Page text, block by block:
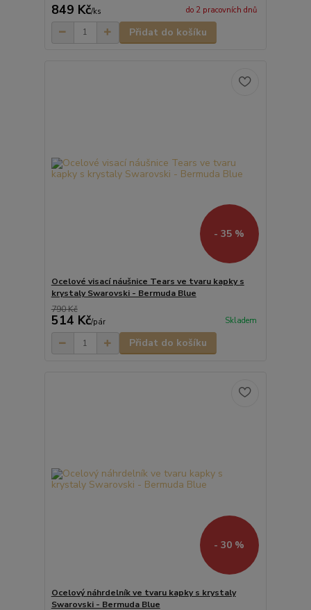
849 Kč/ks do 2 pracovních dnů
Přidat do košíku
- 35 %
Ocelové visací náušnice Tears ve tvaru kapky s
krystaly Swarovski - Bermuda Blue
790 Kč
514 Kč/pár Skladem
Přidat do košíku
- 30 %
Ocelový náhrdelník ve tvaru kapky s krystaly
Swarovski - Bermuda Blue